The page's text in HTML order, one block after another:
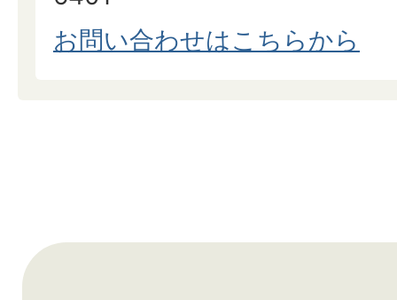
お問い合わせはこちらから